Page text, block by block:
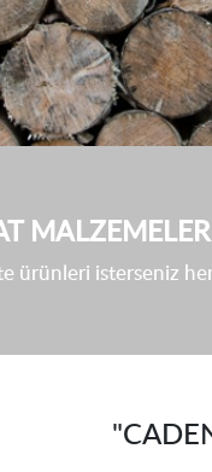
ürünleri isterseniz